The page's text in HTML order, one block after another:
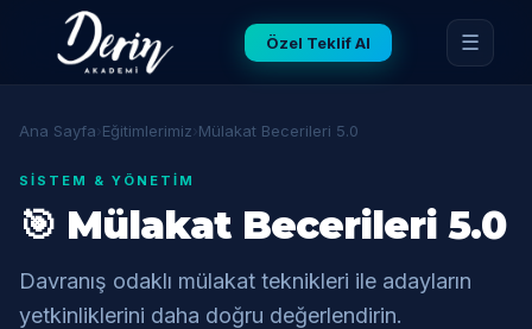
Özel Teklif Al ☰
Ana Sayfa Eğitimlerimiz Mülakat Becerileri 5.0
SISTEM & YÖNETIM
🎯 Mülakat Becerileri 5.0
Davranış odaklı mülakat teknikleri ile adayların
yetkinliklerini daha doğru değerlendirin.